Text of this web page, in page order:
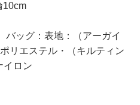
10cm
バッグ：表地：（アーガイ
リエステル・（キルティン
イロン